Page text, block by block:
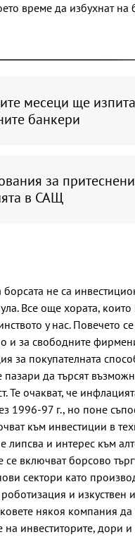
време да избухнат на
месеци ще
банкери
за
в САЩ
не са
Все още хората,
у нас. Повечето
и за свободните
за покупателната
да търсят
Те очакват, че
1996-97 г., но поне
към инвестиции в
и интерес към
се включват борсово
сектори като
и изкуствен
някоя компания
инвеститорите, дори